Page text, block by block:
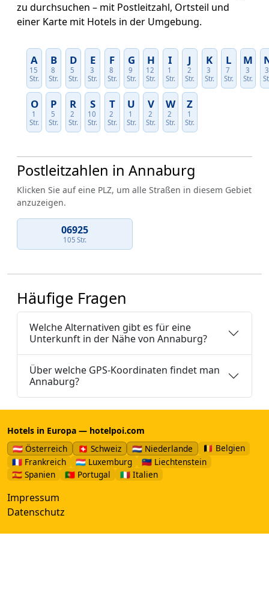
zu durchsuchen – mit Postleitzahl, Ortsteil und
einer Karte mit Hotels in der Umgebung.
A
15
Str.
B
8
Str.
D
5
Str.
E
3
Str.
F
8
Str.
G
9
Str.
H
12
Str.
I
1
Str.
J
2
Str.
K
3
Str.
L
7
Str.
M
3
Str.
O
1
Str.
P
5
Str.
R
2
Str.
S
10
Str.
T
2
Str.
U
1
Str.
V
2
Str.
W
2
Str.
Z
1
Str.
Postleitzahlen in Annaburg
Klicken Sie auf eine PLZ, um alle Straßen in diesem Gebiet
anzuzeigen.
06925
105 Str.
Häufige Fragen
Welche Alternativen gibt es für eine
Unterkunft in der Nähe von Annaburg?
Über welche GPS-Koordinaten findet man
Annaburg?
Hotels in Europa — hotelpoi.com
🇦🇹 Österreich
🇨🇭 Schweiz 🇳🇱 Niederlande
🇧🇪 Belgien
🇫🇷 Frankreich
🇱🇺 Luxemburg
🇱🇮 Liechtenstein
🇪🇸 Spanien
🇵🇹 Portugal 🇮🇹 Italien
Impressum
Datenschutz